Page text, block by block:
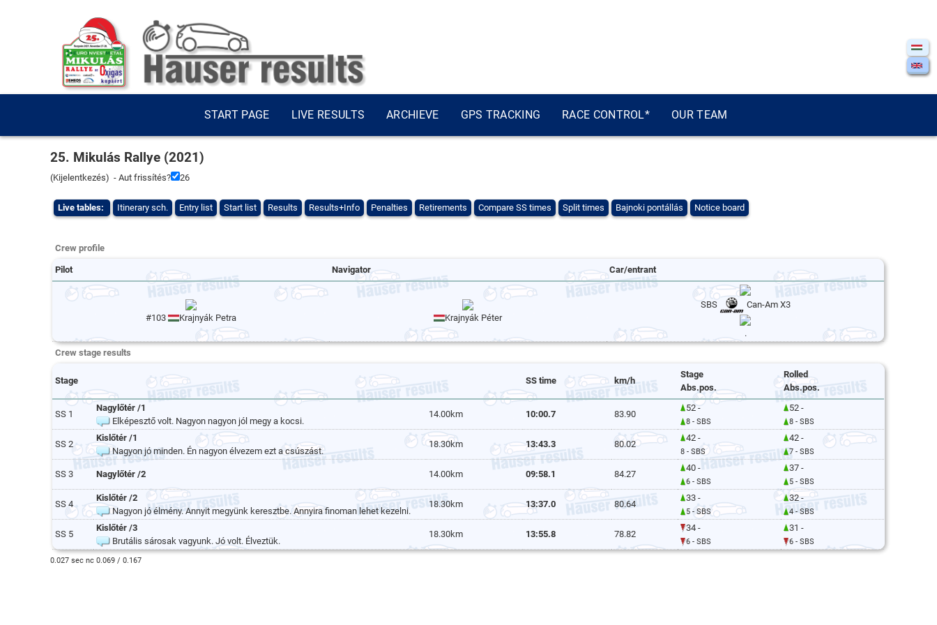
START PAGE LIVE RESULTS ARCHIEVE GPS TRACKING RACE CONTROL* OUR TEAM
25. Mikulás Rallye (2021)
(Kijelentkezés) - Aut frissítés? 26
Live tables: Itinerary sch. Entry list Start list Results Results+Info Penalties Retirements Compare SS times Split times Bajnoki pontállás Notice board
Crew profile
Pilot Navigator Car/entrant
#103 Krajnyák Petra Krajnyák Péter
SBS Can-Am X3
.
Crew stage results
Stage SS time km/h
Stage
Abs.pos.
Rolled
Abs.pos.
SS 1
Nagylőtér /1
Elképesztő volt. Nagyon nagyon jól megy a kocsi.
14.00km 10:00.7 83.90
52 -
8 - SBS
52 -
8 - SBS
SS 2
Kislőtér /1
Nagyon jó minden. Én nagyon élvezem ezt a csúszást.
18.30km 13:43.3 80.02
42 -
8 - SBS
42 -
7 - SBS
SS 3 Nagylőtér /2 14.00km 09:58.1 84.27
40 -
6 - SBS
37 -
5 - SBS
SS 4
Kislőtér /2
Nagyon jó élmény. Annyit megyünk keresztbe. Annyira finoman lehet kezelni.
18.30km 13:37.0 80.64
33 -
5 - SBS
32 -
4 - SBS
SS 5
Kislőtér /3
Brutális sárosak vagyunk. Jó volt. Élveztük.
18.30km 13:55.8 78.82
34 -
6 - SBS
31 -
6 - SBS
0.027 sec nc 0.069 / 0.167